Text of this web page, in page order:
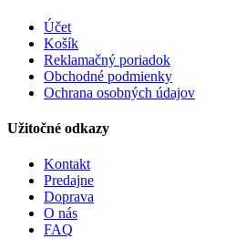
Účet
Košík
Reklamačný poriadok
Obchodné podmienky
Ochrana osobných údajov
Užitočné odkazy
Kontakt
Predajne
Doprava
O nás
FAQ